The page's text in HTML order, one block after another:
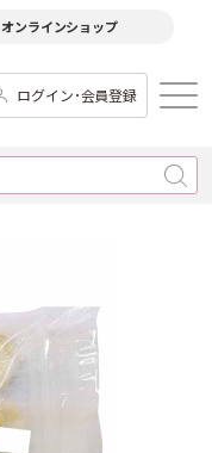
オンラインショップ
ログイン･会員登録